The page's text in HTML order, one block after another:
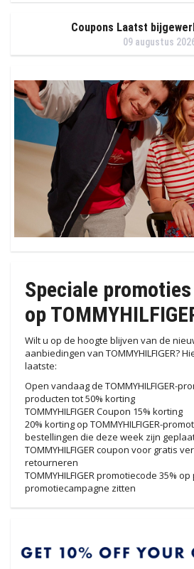
Coupons Laatst
09 augustus
Speciale
op
Wilt u op de hoogte blijven van de
aanbiedingen van TOMMYHILFIGER?
laatste:
Open vandaag de TOMMYHILFIGER-
producten tot 50% korting
TOMMYHILFIGER Coupon 15% korting
20% korting op TOMMYHILFIGER-
bestellingen die deze week zijn
TOMMYHILFIGER coupon voor gratis
retourneren
TOMMYHILFIGER promotiecode 35%
promotiecampagne zitten